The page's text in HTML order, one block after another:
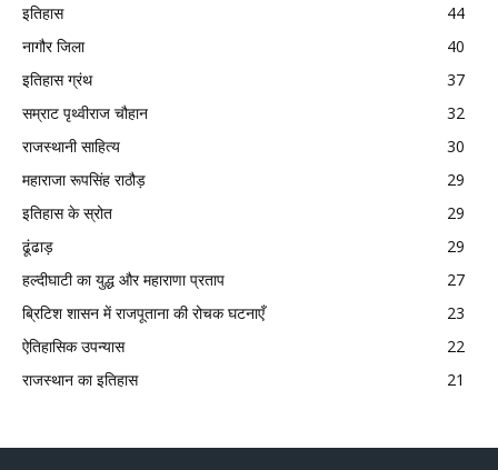
इतिहास
44
नागौर जिला
40
इतिहास ग्रंथ
37
सम्राट पृथ्वीराज चौहान
32
राजस्थानी साहित्य
30
महाराजा रूपसिंह राठौड़
29
इतिहास के स्रोत
29
ढूंढाड़
29
हल्दीघाटी का युद्ध और महाराणा प्रताप
27
ब्रिटिश शासन में राजपूताना की रोचक घटनाएँ
23
ऐतिहासिक उपन्यास
22
राजस्थान का इतिहास
21